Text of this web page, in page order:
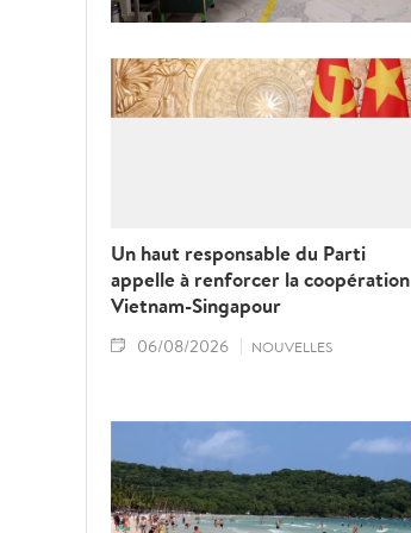
Un haut responsable du Parti
appelle à renforcer la coopération
Vietnam-Singapour
06/08/2026 NOUVELLES